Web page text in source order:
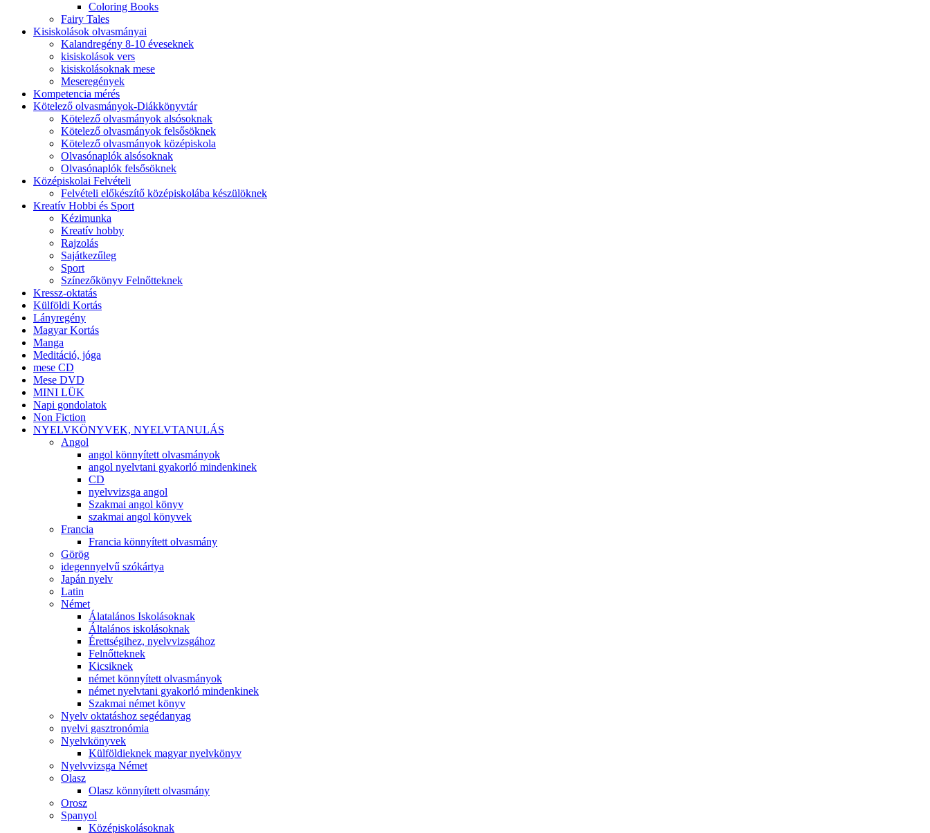
Coloring Books
Fairy Tales
Kisiskolások olvasmányai
Kalandregény 8-10 éveseknek
kisiskolások vers
kisiskolásoknak mese
Meseregények
Kompetencia mérés
Kötelező olvasmányok-Diákkönyvtár
Kötelező olvasmányok alsósoknak
Kötelező olvasmányok felsősöknek
Kötelező olvasmányok középiskola
Olvasónaplók alsósoknak
Olvasónaplók felsősöknek
Középiskolai Felvételi
Felvételi előkészítő középiskolába készülöknek
Kreatív Hobbi és Sport
Kézimunka
Kreatív hobby
Rajzolás
Sajátkezűleg
Sport
Színezőkönyv Felnőtteknek
Kressz-oktatás
Külföldi Kortás
Lányregény
Magyar Kortás
Manga
Meditáció, jóga
mese CD
Mese DVD
MINI LÜK
Napi gondolatok
Non Fiction
NYELVKÖNYVEK, NYELVTANULÁS
Angol
angol könnyített olvasmányok
angol nyelvtani gyakorló mindenkinek
CD
nyelvvizsga angol
Szakmai angol könyv
szakmai angol könyvek
Francia
Francia könnyített olvasmány
Görög
idegennyelvű szókártya
Japán nyelv
Latin
Német
Álatalános Iskolásoknak
Általános iskolásoknak
Érettségihez, nyelvvizsgához
Felnőtteknek
Kicsiknek
német könnyített olvasmányok
német nyelvtani gyakorló mindenkinek
Szakmai német könyv
Nyelv oktatáshoz segédanyag
nyelvi gasztronómia
Nyelvkönyvek
Külföldieknek magyar nyelvkönyv
Nyelvvizsga Német
Olasz
Olasz könnyített olvasmány
Orosz
Spanyol
Középiskolásoknak